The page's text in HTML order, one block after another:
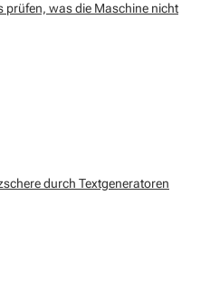
prüfen, was die Maschine nicht
durch Textgeneratoren